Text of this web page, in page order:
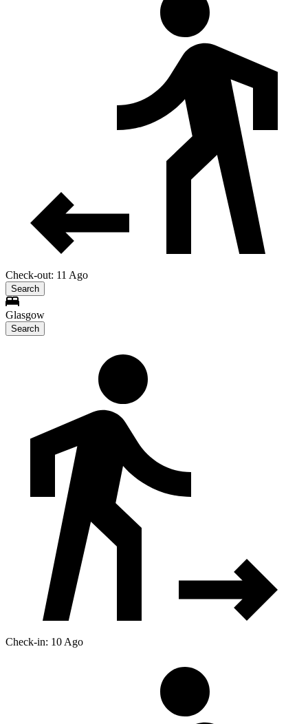
Check-out: 11 Ago
Search
Glasgow
Search
Check-in: 10 Ago